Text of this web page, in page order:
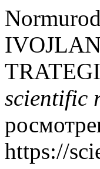
scientific
https://